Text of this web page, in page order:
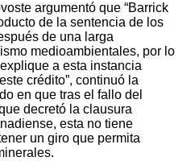
argumentó que “Barrick
de la sentencia de los
de una larga
medioambientales, por lo
a esta instancia
crédito”, continuó la
en que tras el fallo del
decretó la clausura
esta no tiene
un giro que permita